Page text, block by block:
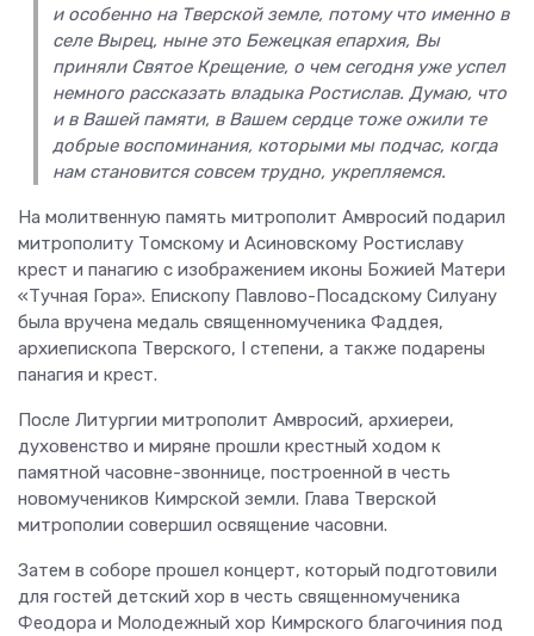
и особенно на Тверской земле, потому что именно в
селе Вырец, ныне это Бежецкая епархия, Вы
приняли Святое Крещение, о чем сегодня уже успел
немного рассказать владыка Ростислав. Думаю, что
и в Вашей памяти, в Вашем сердце тоже ожили те
добрые воспоминания, которыми мы подчас, когда
нам становится совсем трудно, укрепляемся.
На молитвенную память митрополит Амвросий подарил
митрополиту Томскому и Асиновскому Ростиславу
крест и панагию с изображением иконы Божией Матери
«Тучная Гора». Епископу Павлово-Посадскому Силуану
была вручена медаль священномученика Фаддея,
архиепископа Тверского, I степени, а также подарены
панагия и крест.
После Литургии митрополит Амвросий, архиереи,
духовенство и миряне прошли крестный ходом к
памятной часовне-звоннице, построенной в честь
новомучеников Кимрской земли. Глава Тверской
митрополии совершил освящение часовни.
Затем в соборе прошел концерт, который подготовили
для гостей детский хор в честь священномученика
Феодора и Молодежный хор Кимрского благочиния под